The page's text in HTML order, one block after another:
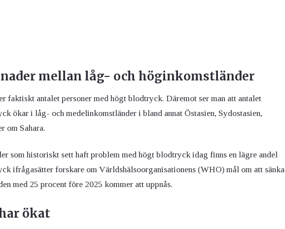
mellan låg- och höginkomstländer
faktiskt antalet personer med högt blodtryck. Däremot ser man att antalet
ökar i låg- och medelinkomstländer i bland annat Östasien, Sydostasien,
om Sahara.
som historiskt sett haft problem med högt blodtryck idag finns en lägre andel
ifrågasätter forskare om Världshälsoorganisationens (WHO) mål om att sänka
med 25 procent före 2025 kommer att uppnås.
ökat